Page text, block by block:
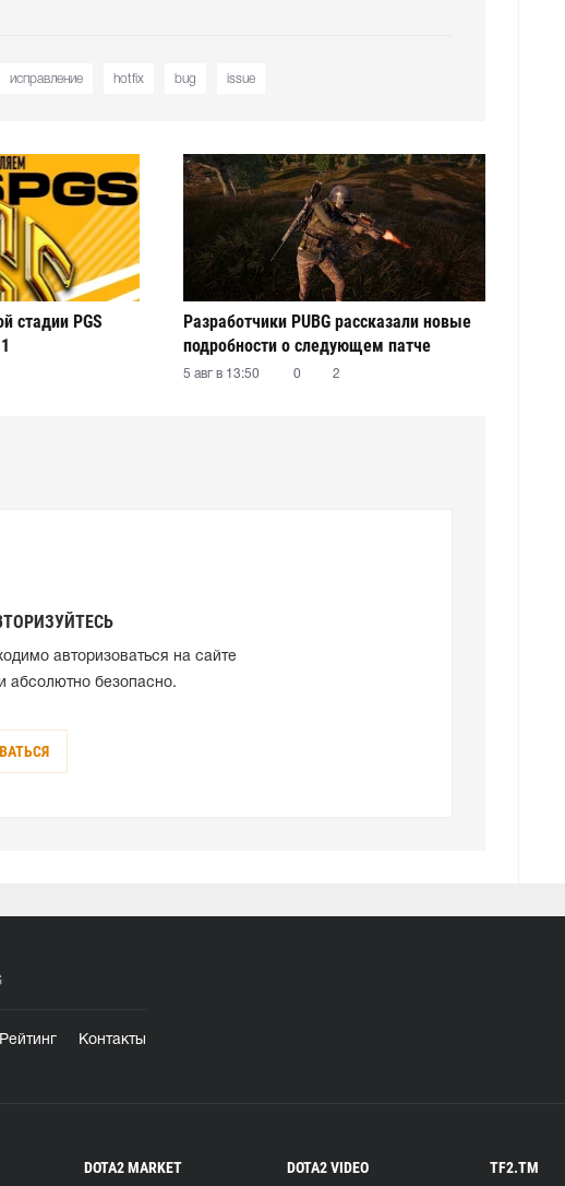
исправление hotfix bug issue
стадии PGS
Разработчики PUBG рассказали новые
подробности о следующем патче
5 авг в 13:50 0 2
авторизоваться на сайте
абсолютно безопасно.
Рейтинг Контакты
DOTA2 MARKET DOTA2 VIDEO TF2.TM